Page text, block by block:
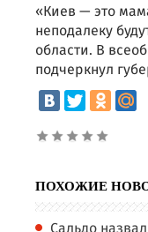
«Киев — это
неподалеку
области. В
подчеркнул
ПОХОЖИЕ